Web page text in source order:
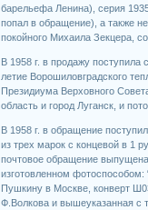
барельефа Ленина), серия
попал в обращение), а также
покойного Михаила Зекцера,
В 1958 г. в продажу поступила
летие Ворошиловградского
Президиума Верховного
область и город Луганск, и
В 1958 г. в обращение
из трех марок с концевой в 1
почтовое обращение
изготовленном
Пушкину в Москве, конверт
Ф.Волкова и вышеуказанная с